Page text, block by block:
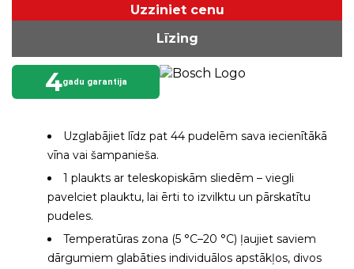
Uzziniet cenu
4gadu garantija
Līzing
Uzglabājiet līdz pat 44 pudelēm sava iecienītākā
vīna vai šampanieša.
1 plaukts ar teleskopiskām sliedēm – viegli
pavelciet plauktu, lai ērti to izvilktu un pārskatītu
pudeles.
Temperatūras zona (5 °C–20 °C) ļaujiet saviem
dārgumiem glabāties individuālos apstākļos, divos